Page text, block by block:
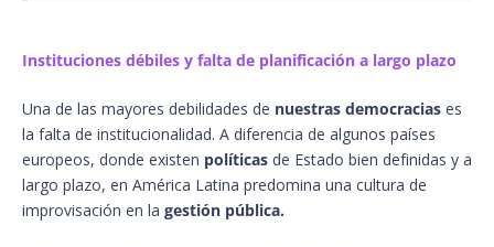
Instituciones débiles y falta de planificación a largo plazo
Una de las mayores debilidades de nuestras democracias es
la falta de institucionalidad. A diferencia de algunos países
europeos, donde existen políticas de Estado bien definidas y a
largo plazo, en América Latina predomina una cultura de
improvisación en la gestión pública.